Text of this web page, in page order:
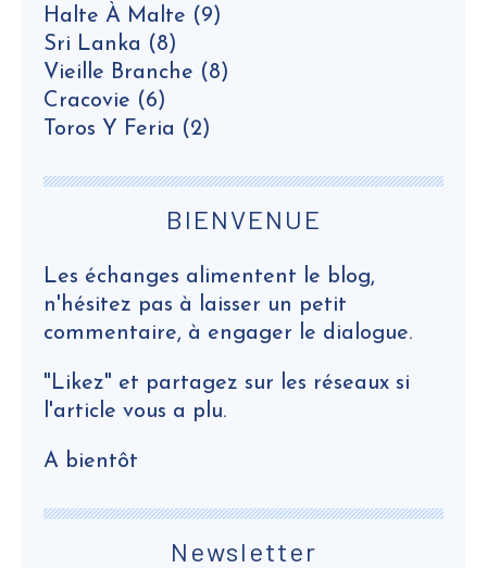
Newsletter
Halte À Malte (9)
Sri Lanka (8)
Vieille Branche (8)
Cracovie (6)
Toros Y Feria (2)
BIENVENUE
Les échanges alimentent le blog,
n'hésitez pas à laisser un petit
commentaire, à engager le dialogue.
"Likez" et partagez sur les réseaux si
l'article vous a plu.
A bientôt